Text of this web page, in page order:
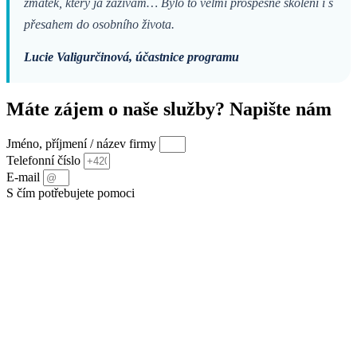
zmatek, který já zažívám… Bylo to velmi prospěšné školení i s
přesahem do osobního života.
Lucie Valigurčinová, účastnice programu
Máte zájem o naše služby? Napište nám
Jméno, příjmení / název firmy
Telefonní číslo
E-mail
S čím potřebujete pomoci